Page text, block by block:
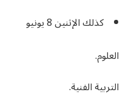
كذلك الإثنين 8 يونيو
العلوم.
التربية الفنية.